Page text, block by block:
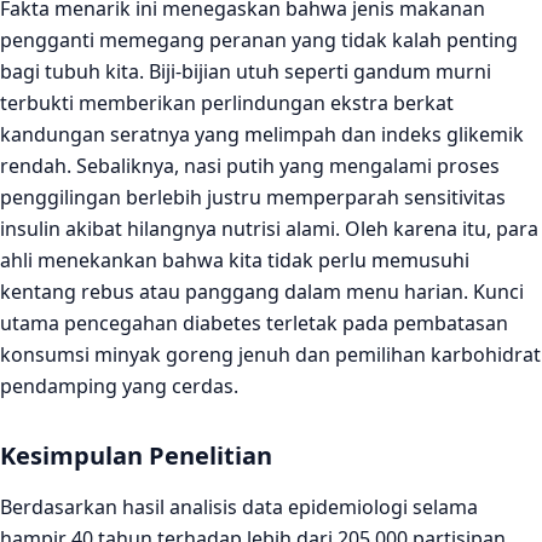
Fakta menarik ini menegaskan bahwa jenis makanan
pengganti memegang peranan yang tidak kalah penting
bagi tubuh kita. Biji-bijian utuh seperti gandum murni
terbukti memberikan perlindungan ekstra berkat
kandungan seratnya yang melimpah dan indeks glikemik
rendah. Sebaliknya, nasi putih yang mengalami proses
penggilingan berlebih justru memperparah sensitivitas
insulin akibat hilangnya nutrisi alami. Oleh karena itu, para
ahli menekankan bahwa kita tidak perlu memusuhi
kentang rebus atau panggang dalam menu harian. Kunci
utama pencegahan diabetes terletak pada pembatasan
konsumsi minyak goreng jenuh dan pemilihan karbohidrat
pendamping yang cerdas.
Kesimpulan Penelitian
Berdasarkan hasil analisis data epidemiologi selama